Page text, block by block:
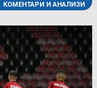
КОМЕНТАРИ И АНАЛИЗИ